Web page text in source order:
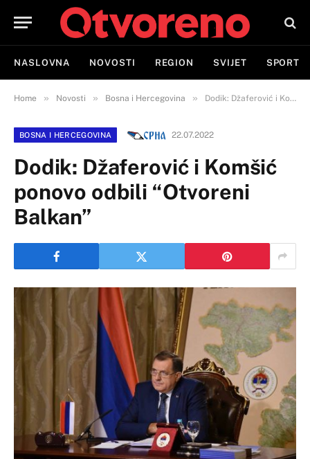
NASLOVNA NOVOSTI REGION SVIJET SPORT
Home » Novosti » Bosna i Hercegovina » Dodik: Džaferović i Komšić ponovo odbili “Otvoreni Balkan”
BOSNA I HERCEGOVINA 22.07.2022
Dodik: Džaferović i Komšić
ponovo odbili “Otvoreni
Balkan”